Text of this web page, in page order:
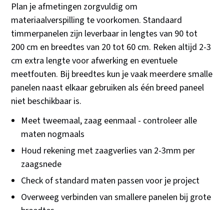
Plan je afmetingen zorgvuldig om
materiaalverspilling te voorkomen. Standaard
timmerpanelen zijn leverbaar in lengtes van 90 tot
200 cm en breedtes van 20 tot 60 cm. Reken altijd 2-3
cm extra lengte voor afwerking en eventuele
meetfouten. Bij breedtes kun je vaak meerdere smalle
panelen naast elkaar gebruiken als één breed paneel
niet beschikbaar is.
Meet tweemaal, zaag eenmaal - controleer alle
maten nogmaals
Houd rekening met zaagverlies van 2-3mm per
zaagsnede
Check of standard maten passen voor je project
Overweeg verbinden van smallere panelen bij grote